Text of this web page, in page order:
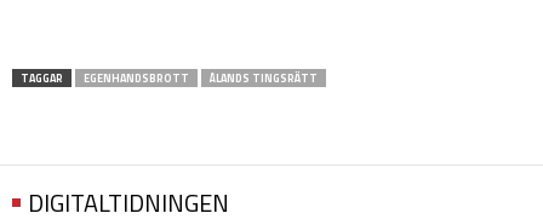
TAGGAR EGENHANDSBROTT ÅLANDS TINGSRÄTT
DIGITALTIDNINGEN